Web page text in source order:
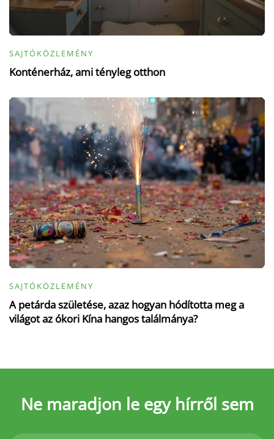
SAJTÓKÖZLEMÉNY
Konténerház, ami tényleg otthon
SAJTÓKÖZLEMÉNY
A petárda születése, azaz hogyan hódította meg a
világot az ókori Kína hangos találmánya?
Ne maradjon le egy hírről sem